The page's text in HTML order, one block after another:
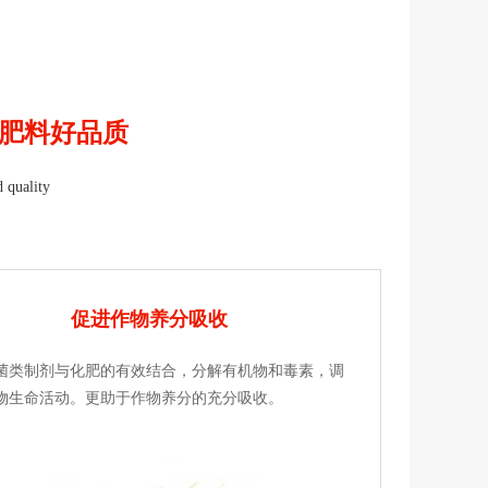
料好品质
quality
促进作物养分吸收
类制剂与化肥的有效结合，分解有机物和毒素，调
生命活动。更助于作物养分的充分吸收。